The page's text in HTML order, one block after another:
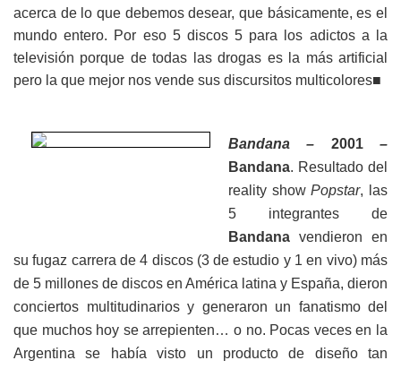
acerca de lo que debemos desear, que básicamente, es el
mundo entero. Por eso 5 discos 5 para los adictos a la
televisión porque de todas las drogas es la más artificial
pero la que mejor nos vende sus discursitos multicolores■
Bandana – 2001–
Bandana. Resultado del
reality showPopstar, las
5 integrantes de
Bandana vendieron en
su fugaz carrera de 4 discos (3 de estudio y 1 en vivo) más
de 5 millones de discos en América latina y España, dieron
conciertos multitudinarios y generaron un fanatismo del
que muchos hoy se arrepienten… o no. Pocas veces en la
Argentina se había visto un producto de diseño tan